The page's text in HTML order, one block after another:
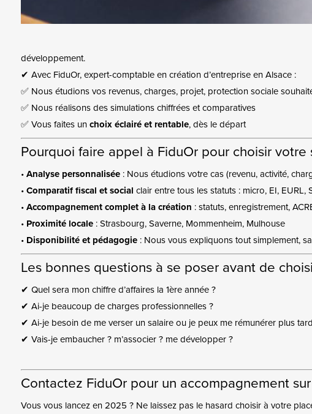
développement.
✔ Avec FiduOr, expert-comptable en création d’entreprise en Alsace :
✅ Nous étudions vos revenus, charges, projet, protection sociale
✅ Nous réalisons des simulations chiffrées et comparatives
✅ Vous faites unchoix éclairé et rentable, dès le départ
Pourquoi faire appel à FiduOr pour choisir votre
•Analyse personnalisée: Nous étudions votre cas (revenu, activité,
•Comparatif fiscal et social clair entre tous les statuts : micro, EI, EURL,
•Accompagnement complet à la création : statuts, enregistrement,
• Proximité locale: Strasbourg, Saverne, Mommenheim, Mulhouse
• Disponibilité et pédagogie: Nous vous expliquons tout simplement,
Les bonnes questions à se poser avant de
✔ Quel sera mon chiffre d’affaires la 1ère année ?
✔ Ai-je beaucoup de charges professionnelles ?
✔ Ai-je besoin de me verser un salaire ou je peux me rémunérer plus
✔ Vais-je embaucher ? m’associer ? me développer ?
Contactez FiduOr pour un accompagnement
Vous vous lancez en 2025 ? Ne laissez pas le hasard choisir à votre